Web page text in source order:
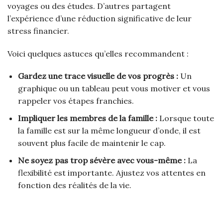
voyages ou des études. D’autres partagent
l’expérience d’une réduction significative de leur
stress financier.
Voici quelques astuces qu’elles recommandent :
Gardez une trace visuelle de vos progrès :Un
graphique ou un tableau peut vous motiver et vous
rappeler vos étapes franchies.
Impliquer les membres de la famille :Lorsque toute
la famille est sur la même longueur d’onde, il est
souvent plus facile de maintenir le cap.
Ne soyez pas trop sévère avec vous-même :La
flexibilité est importante. Ajustez vos attentes en
fonction des réalités de la vie.